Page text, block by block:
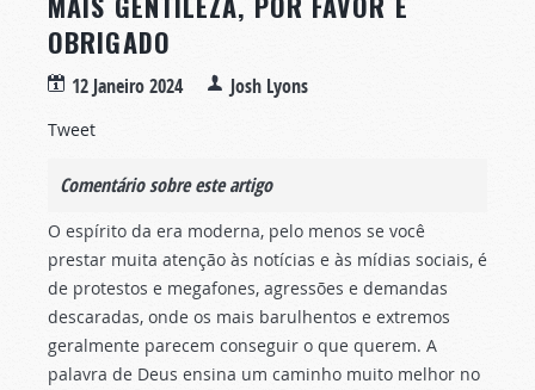
OBRIGADO
12 Janeiro 2024 Josh Lyons
Tweet
Comentário sobre este artigo
O espírito da era moderna, pelo menos se você
prestar muita atenção às notícias e às mídias sociais, é
de protestos e megafones, agressões e demandas
descaradas, onde os mais barulhentos e extremos
geralmente parecem conseguir o que querem. A
palavra de Deus ensina um caminho muito melhor no